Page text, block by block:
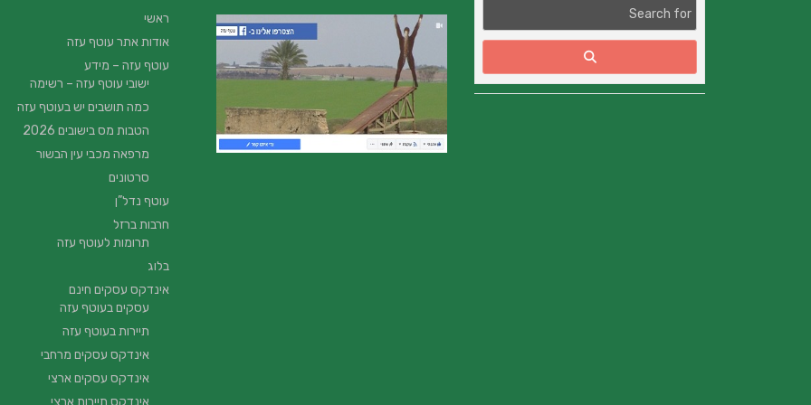
ראשי
אודות אתר עוטף עזה
עוטף עזה – מידע
ישובי עוטף עזה – רשימה
כמה תושבים יש בעוטף עזה
הטבות מס בישובים 2026
מרפאה מכבי עין הבשור
סרטונים
עוטף נדל”ן
חרבות ברזל
תרומות לעוטף עזה
בלוג
אינדקס עסקים חינם
עסקים בעוטף עזה
תיירות בעוטף עזה
אינדקס עסקים מרחבי
אינדקס עסקים ארצי
אינדקס תיירות ארצי